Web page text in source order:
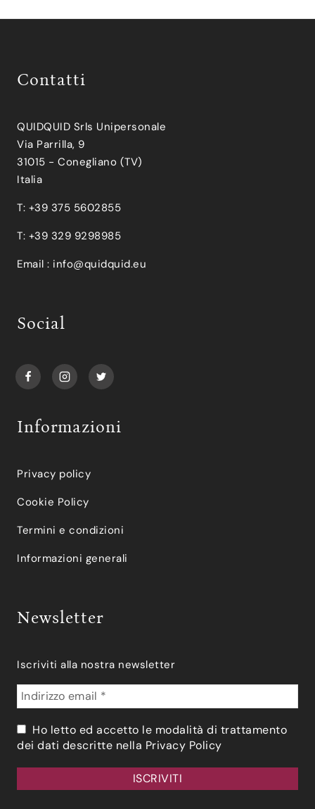
Contatti
QUIDQUID Srls Unipersonale
Via Parrilla, 9
31015 - Conegliano (TV)
Italia
T: +39 375 5602855
T: +39 329 9298985
Email : info@quidquid.eu
Social
Informazioni
Privacy policy
Cookie Policy
Termini e condizioni
Informazioni generali
Newsletter
Iscriviti alla nostra newsletter
Ho letto ed accetto le modalità di trattamento
dei dati descritte nella Privacy Policy